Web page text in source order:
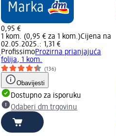
0,95 €
1 kom. (0,95 € za 1 kom.)Cijena na
02.05.2025.: 1,31 €
ProfissimoProzirna prianjajuća
folija, 1 kom.
(136)
Obavijesti
Dostupno za isporuku
Odaberi dm trgovinu